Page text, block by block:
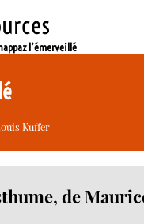
l’émerveillé
Kuffer
de